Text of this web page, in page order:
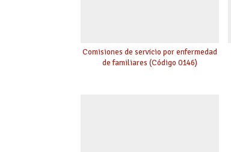
Comisiones de servicio por enfermedad
de familiares (Código 0146)